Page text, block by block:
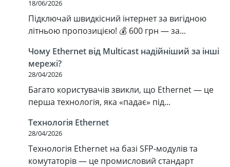
18/06/2026
Підключай швидкісний інтернет за вигідною
літньою пропозицією! 💰 600 грн — за...
Чому Ethernet від Multicast надійніший за інші
мережі?
28/04/2026
Багато користувачів звикли, що Ethernet — це
перша технологія, яка «падає» під...
Технологія Ethernet
28/04/2026
Технологія Ethernet на базі SFP-модулів та
комутаторів — це промисловий стандарт